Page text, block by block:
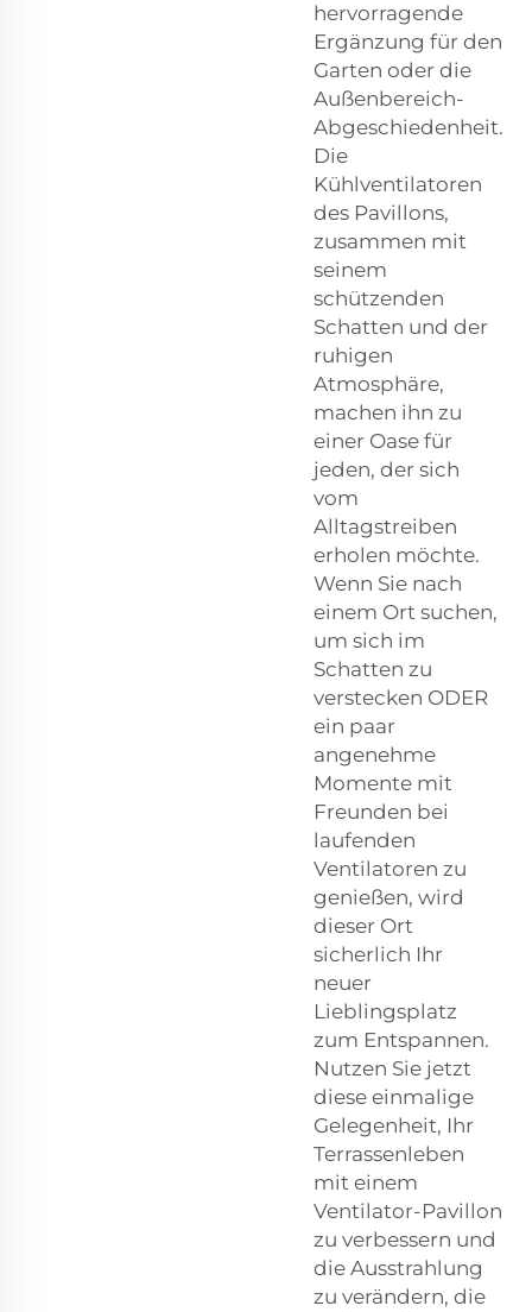
hervorragende
Ergänzung für den
Garten oder die
Außenbereich-
Abgeschiedenheit.
Die
Kühlventilatoren
des Pavillons,
zusammen mit
seinem
schützenden
Schatten und der
ruhigen
Atmosphäre,
machen ihn zu
einer Oase für
jeden, der sich
vom
Alltagstreiben
erholen möchte.
Wenn Sie nach
einem Ort suchen,
um sich im
Schatten zu
verstecken ODER
ein paar
angenehme
Momente mit
Freunden bei
laufenden
Ventilatoren zu
genießen, wird
dieser Ort
sicherlich Ihr
neuer
Lieblingsplatz
zum Entspannen.
Nutzen Sie jetzt
diese einmalige
Gelegenheit, Ihr
Terrassenleben
mit einem
Ventilator-Pavillon
zu verbessern und
die Ausstrahlung
zu verändern, die